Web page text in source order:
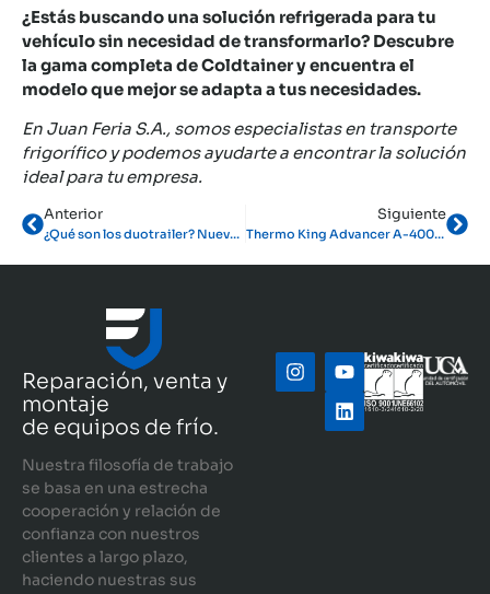
¿Estás buscando una solución refrigerada para tu
vehículo sin necesidad de transformarlo? Descubre
la gama completa de Coldtainer y encuentra el
modelo que mejor se adapta a tus necesidades.
En Juan Feria S.A., somos especialistas en transporte
frigorífico y podemos ayudarte a encontrar la solución
ideal para tu empresa.
Anterior
¿Qué son los duotrailer? Nuevas unidades para Transmarfil
Siguiente
Thermo King Advancer A-400: la revolución en el transporte refrigerado
Reparación, venta y
montaje
de equipos de frío.
Nuestra filosofía de trabajo
se basa en una estrecha
cooperación y relación de
confianza con nuestros
clientes a largo plazo,
haciendo nuestras sus